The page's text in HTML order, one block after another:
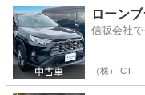
長野 岡谷市 岡谷駅
ローン
信販会社
（株）ICT